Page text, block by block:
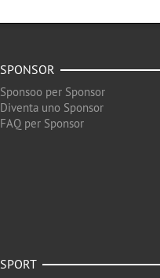
SPONSOR
Sponsoo per Sponsor
Diventa uno Sponsor
FAQ per Sponsor
SPORT